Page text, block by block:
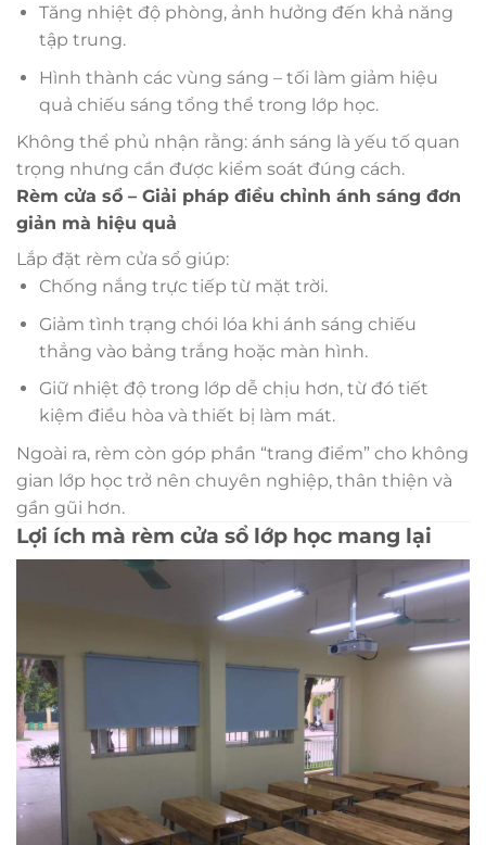
Tăng nhiệt độ phòng, ảnh hưởng đến khả năng
tập trung.
Hình thành các vùng sáng – tối làm giảm hiệu
quả chiếu sáng tổng thể trong lớp học.
Không thể phủ nhận rằng: ánh sáng là yếu tố quan
trọng nhưng cần được kiểm soát đúng cách.
Rèm cửa sổ – Giải pháp điều chỉnh ánh sáng đơn
giản mà hiệu quả
Lắp đặt rèm cửa sổ giúp:
Chống nắng trực tiếp từ mặt trời.
Giảm tình trạng chói lóa khi ánh sáng chiếu
thẳng vào bảng trắng hoặc màn hình.
Giữ nhiệt độ trong lớp dễ chịu hơn, từ đó tiết
kiệm điều hòa và thiết bị làm mát.
Ngoài ra, rèm còn góp phần “trang điểm” cho không
gian lớp học trở nên chuyên nghiệp, thân thiện và
gần gũi hơn.
Lợi ích mà rèm cửa sổ lớp học mang lại